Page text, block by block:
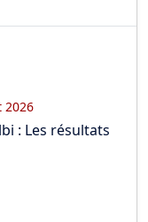
2026
: Les résultats